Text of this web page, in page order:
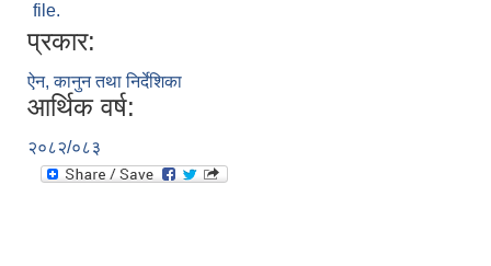
file.
प्रकार:
ऐन, कानुन तथा निर्देशिका
आर्थिक वर्ष:
२०८२/०८३